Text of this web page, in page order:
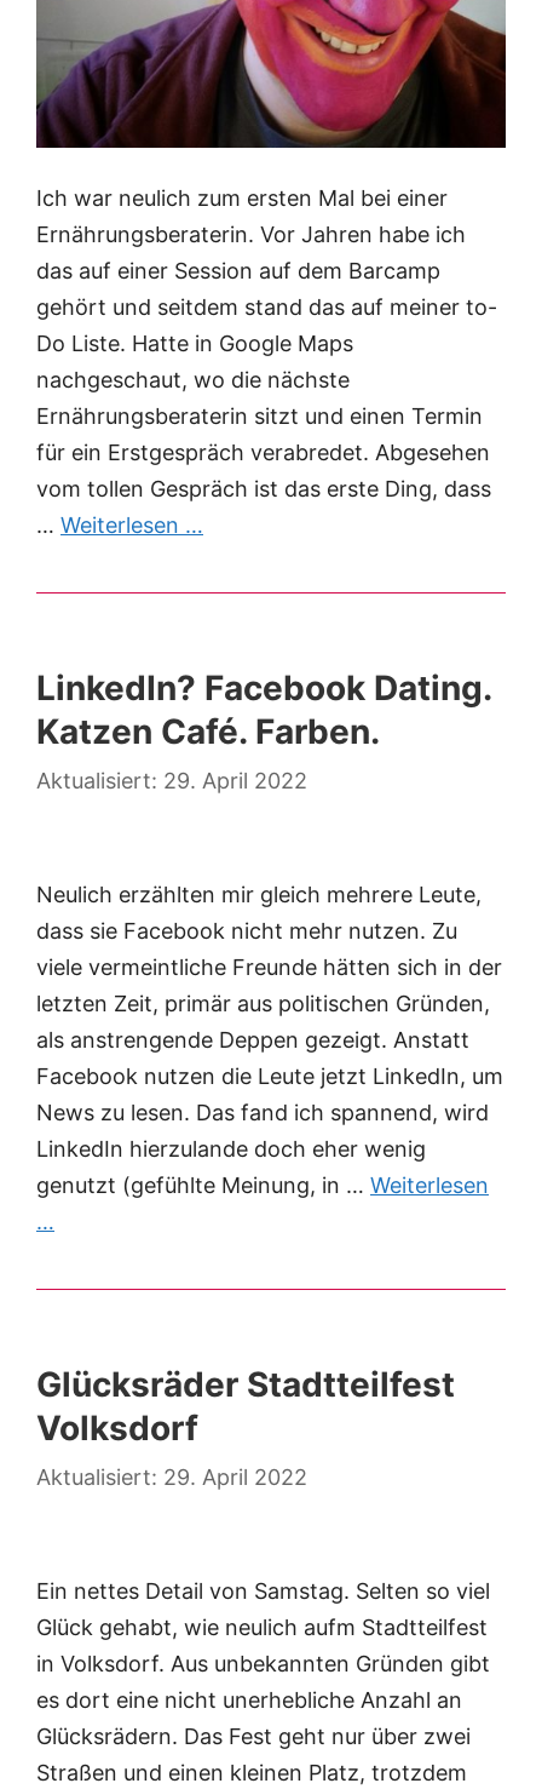
Ich war neulich zum ersten Mal bei einer
Ernährungsberaterin. Vor Jahren habe ich
das auf einer Session auf dem Barcamp
gehört und seitdem stand das auf meiner to-
Do Liste. Hatte in Google Maps
nachgeschaut, wo die nächste
Ernährungsberaterin sitzt und einen Termin
für ein Erstgespräch verabredet. Abgesehen
vom tollen Gespräch ist das erste Ding, dass
… Weiterlesen …
LinkedIn? Facebook Dating.
Katzen Café. Farben.
29. April 2022
Neulich erzählten mir gleich mehrere Leute,
dass sie Facebook nicht mehr nutzen. Zu
viele vermeintliche Freunde hätten sich in der
letzten Zeit, primär aus politischen Gründen,
als anstrengende Deppen gezeigt. Anstatt
Facebook nutzen die Leute jetzt LinkedIn, um
News zu lesen. Das fand ich spannend, wird
LinkedIn hierzulande doch eher wenig
genutzt (gefühlte Meinung, in … Weiterlesen
…
Glücksräder Stadtteilfest
Volksdorf
29. April 2022
Ein nettes Detail von Samstag. Selten so viel
Glück gehabt, wie neulich aufm Stadtteilfest
in Volksdorf. Aus unbekannten Gründen gibt
es dort eine nicht unerhebliche Anzahl an
Glücksrädern. Das Fest geht nur über zwei
Straßen und einen kleinen Platz, trotzdem